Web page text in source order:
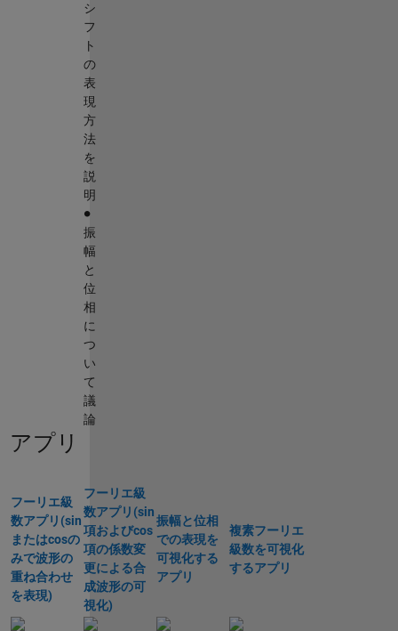
シ
フ
ト
の
表
現
方
法
を
説
明
∙
振
幅
と
位
相
に
つ
い
て
議
論
アプリ
フーリエ級
数アプリ(sin
またはcosの
みで波形の
重ね合わせ
を表現)
フーリエ級
数アプリ(sin
項およびcos
項の係数変
更による合
成波形の可
視化)
振幅と位相
での表現を
可視化する
アプリ
複素フーリエ
級数を可視化
するアプリ